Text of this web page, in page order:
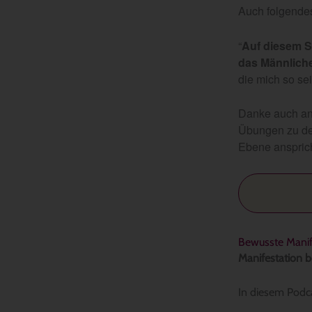
Auch
“Auf diesem
das
die mich so
Danke auch
Übungen zu
Ebene
Bewusste
Manifestation
In diesem